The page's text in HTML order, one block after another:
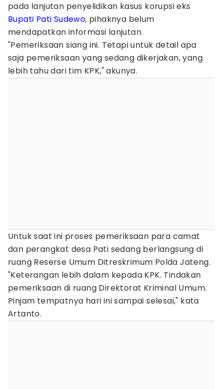
pada lanjutan penyelidikan kasus korupsi eks
Bupati Pati Sudewo, pihaknya belum
mendapatkan informasi lanjutan.
"Pemeriksaan siang ini. Tetapi untuk detail apa
saja pemeriksaan yang sedang dikerjakan, yang
lebih tahu dari tim KPK," akunya.
Untuk saat ini proses pemeriksaan para camat
dan perangkat desa Pati sedang berlangsung di
ruang Reserse Umum Ditreskrimum Polda Jateng.
"Keterangan lebih dalam kepada KPK. Tindakan
pemeriksaan di ruang Direktorat Kriminal Umum.
Pinjam tempatnya hari ini sampai selesai," kata
Artanto.